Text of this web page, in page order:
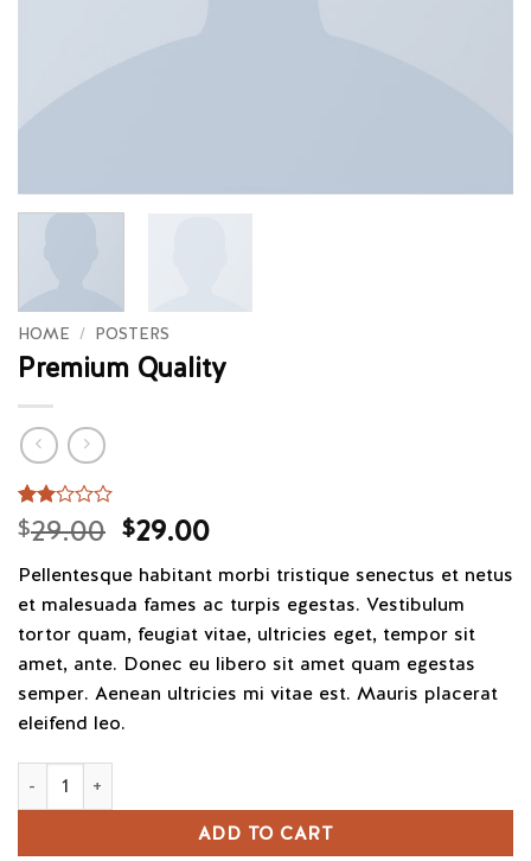
HOME / POSTERS
Premium Quality
Rated
2
of 5
based
on
2
customer
ratings
$29.00 Original
was:
$29.00.
$29.00Current
is:
$29.00.
Pellentesque habitant morbi tristique senectus et netus
et malesuada fames ac turpis egestas. Vestibulum
tortor quam, feugiat vitae, ultricies eget, tempor sit
amet, ante. Donec eu libero sit amet quam egestas
semper. Aenean ultricies mi vitae est. Mauris placerat
eleifend leo.
Premium Quality quantity
ADD TO CART